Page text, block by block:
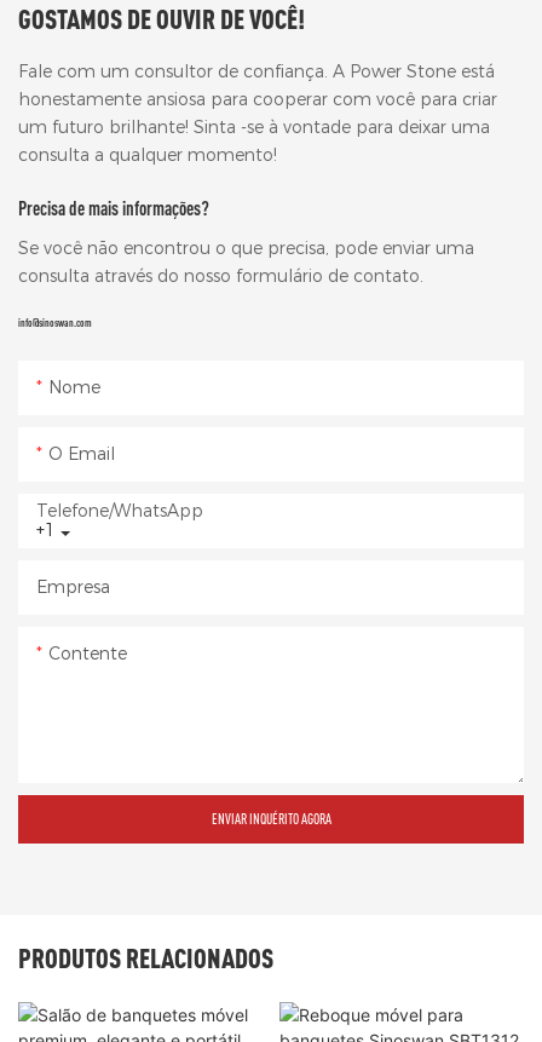
GOSTAMOS DE OUVIR DE VOCÊ!
Fale com um consultor de confiança. A Power Stone está
honestamente ansiosa para cooperar com você para criar
um futuro brilhante! Sinta -se à vontade para deixar uma
consulta a qualquer momento!
Precisa de mais informações?
Se você não encontrou o que precisa, pode enviar uma
consulta através do nosso formulário de contato.
info@sinoswan.com
Nome
O Email
+1
Telefone/WhatsApp
Empresa
Contente
ENVIAR INQUÉRITO AGORA
PRODUTOS RELACIONADOS